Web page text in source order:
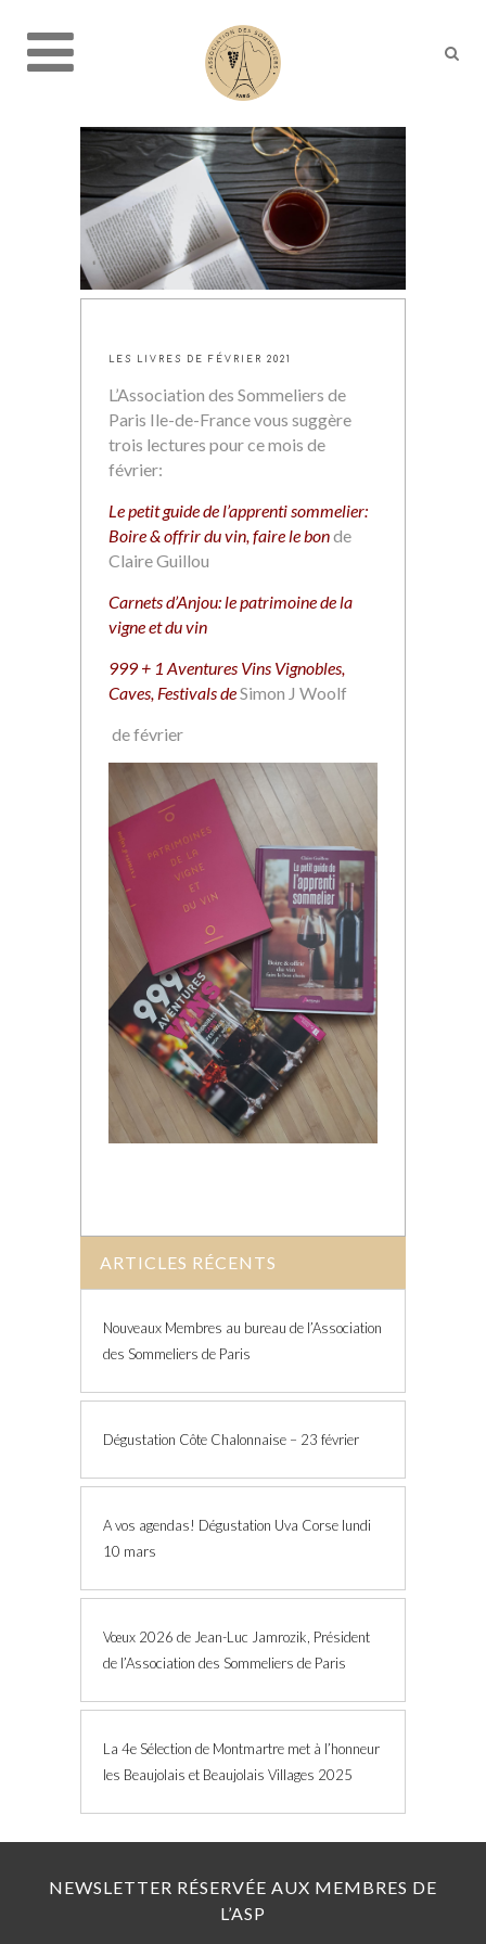
LES LIVRES DE FÉVRIER 2021
L’Association des Sommeliers de
Paris Ile-de-France vous suggère
trois lectures pour ce mois de
février:
Le petit guide de l’apprenti sommelier:
Boire & offrir du vin, faire le bonde
Claire Guillou
Carnets d’Anjou: le patrimoine de la
vigne et du vin
999 + 1 Aventures Vins Vignobles,
Caves, Festivals deSimon J Woolf
de février
ARTICLES RÉCENTS
Nouveaux Membres au bureau de l’Association
des Sommeliers de Paris
Dégustation Côte Chalonnaise – 23 février
A vos agendas! Dégustation Uva Corse lundi
10 mars
Vœux 2026 de Jean-Luc Jamrozik, Président
de l’Association des Sommeliers de Paris
La 4e Sélection de Montmartre met à l’honneur
les Beaujolais et Beaujolais Villages 2025
NEWSLETTER RÉSERVÉE AUX MEMBRES DE
L’ASP